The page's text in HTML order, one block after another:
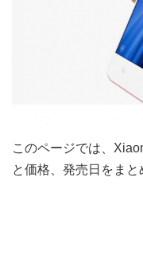
このページでは、
と価格、発売日をまと